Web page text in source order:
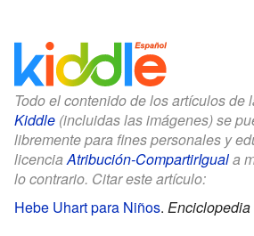
Todo el contenido de los artículos de
Kiddle (incluidas las imágenes) se
libremente para fines personales y
licenciaAtribución-CompartirIguala
lo contrario. Citar este artículo:
Hebe Uhart para Niños. Enciclopedia